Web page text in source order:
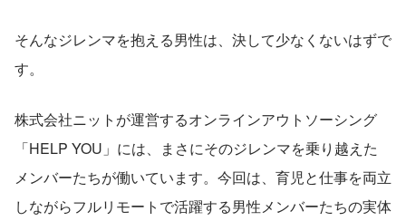
そんなジレンマを抱える男性は、決して少なくないはずで
す。
株式会社ニットが運営するオンラインアウトソーシング
「HELP YOU」には、まさにそのジレンマを乗り越えた
メンバーたちが働いています。今回は、育児と仕事を両立
しながらフルリモートで活躍する男性メンバーたちの実体